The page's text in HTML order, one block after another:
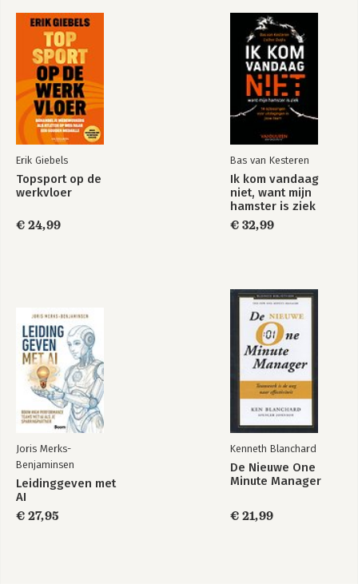
Erik Giebels
Topsport op de
werkvloer
€ 24,99
Bas van Kesteren
Ik kom vandaag
niet, want mijn
hamster is ziek
€ 32,99
Joris Merks-
Benjaminsen
Leidinggeven met
AI
€ 27,95
Kenneth Blanchard
De Nieuwe One
Minute Manager
€ 21,99